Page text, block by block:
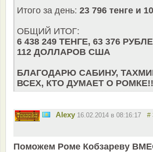
Итого за день: 23 796 тенге и
ОБЩИЙ ИТОГ:
6 438 249 ТЕНГЕ, 63 376
112 ДОЛЛАРОВ США
БЛАГОДАРЮ САБИНУ,
ВСЕХ, КТО ДУМАЕТ О
Alexy 16.02.2014 в 08:16:17 #
Поможем Роме Кобзареву